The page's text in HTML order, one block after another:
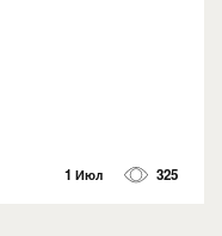
1 Июл 325